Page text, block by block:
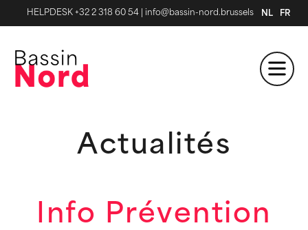
HELPDESK +32 2 318 60 54 info@bassin-nord.brussels NL FR
Actualités
Info Prévention